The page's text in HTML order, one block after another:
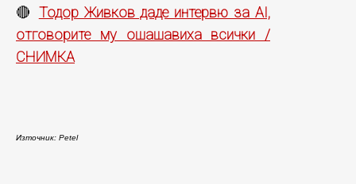
🔴 Тодор Живков даде интервю за AI,
отговорите му ошашавиха всички /
СНИМКА
Източник: Petel